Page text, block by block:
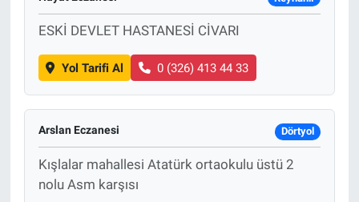
ESKİ DEVLET HASTANESİ CİVARI
Yol Tarifi Al 0 (326) 413 44 33
Arslan Eczanesi Dörtyol
Kışlalar mahallesi Atatürk ortaokulu üstü 2
nolu Asm karşısı